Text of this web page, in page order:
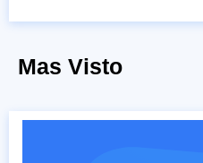
Mas Visto